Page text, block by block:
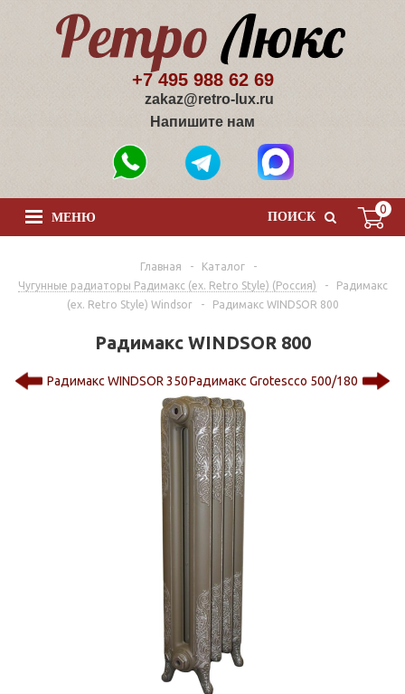
+7 495 988 62 69
zakaz@retro-lux.ru
Напишите нам
0
ПОИСК
МЕНЮ
Главная - Каталог
-
Чугунные радиаторы Радимакс (ex. Retro Style) (Россия)
-
Радимакс
(ex. Retro Style) Windsor
- Радимакс WINDSOR 800
Радимакс WINDSOR 800
Радимакс WINDSOR 350Радимакс Grotescco 500/180